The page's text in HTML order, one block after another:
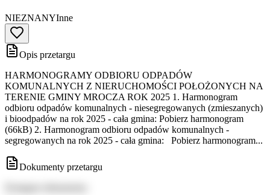
NIEZNANYInne
Opis przetargu
HARMONOGRAMY ODBIORU ODPADÓW
KOMUNALNYCH Z NIERUCHOMOŚCI POŁOŻONYCH NA
TERENIE GMINY MROCZA ROK 2025 1. Harmonogram
odbioru odpadów komunalnych - niesegregowanych (zmieszanych)
i bioodpadów na rok 2025 - cała gmina: Pobierz harmonogram
(66kB) 2. Harmonogram odbioru odpadów komunalnych -
segregowanych na rok 2025 - cała gmina: Pobierz harmonogram...
Dokumenty przetargu